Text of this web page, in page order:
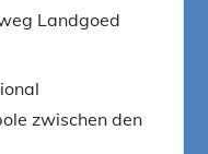
Landgoed
zwischen den